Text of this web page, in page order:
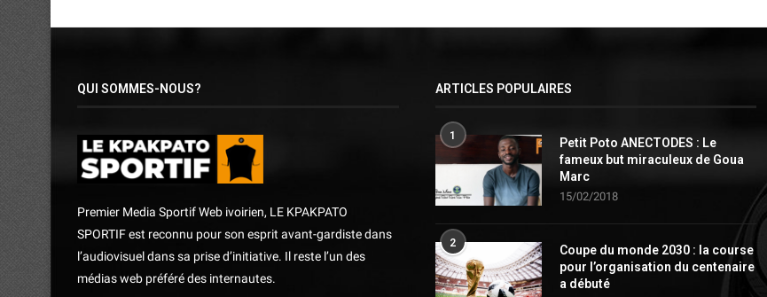
QUI SOMMES-NOUS?
Premier Media Sportif Web ivoirien, LE KPAKPATO
SPORTIF est reconnu pour son esprit avant-gardiste dans
l’audiovisuel dans sa prise d’initiative. Il reste l’un des
médias web préféré des internautes.
ARTICLES POPULAIRES
1
Petit Poto ANECTODES : Le
fameux but miraculeux de Goua
Marc
15/02/2018
2
Coupe du monde 2030 : la course
pour l’organisation du centenaire
a débuté